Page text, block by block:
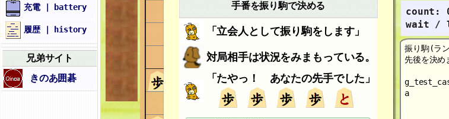
充電 | battery
履歴 | history
兄弟サイト
きのあ囲碁
手番を振り駒で決める
「立会人として振り駒をします」
対局相手は状況をみまもっている。
「たやっ！ あなたの先手でした」
count:
wait /
振り駒(ラ
先後を決め
a